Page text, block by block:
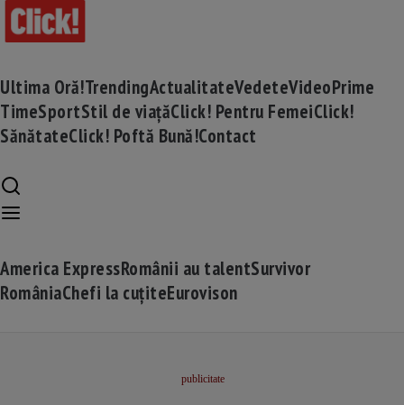
Ultima Oră!TrendingActualitateVedeteVideoPrime
TimeSportStil de viațăClick! Pentru FemeiClick!
SănătateClick! Poftă Bună!Contact
America ExpressRomânii au talentSurvivor
RomâniaChefi la cuțiteEurovison